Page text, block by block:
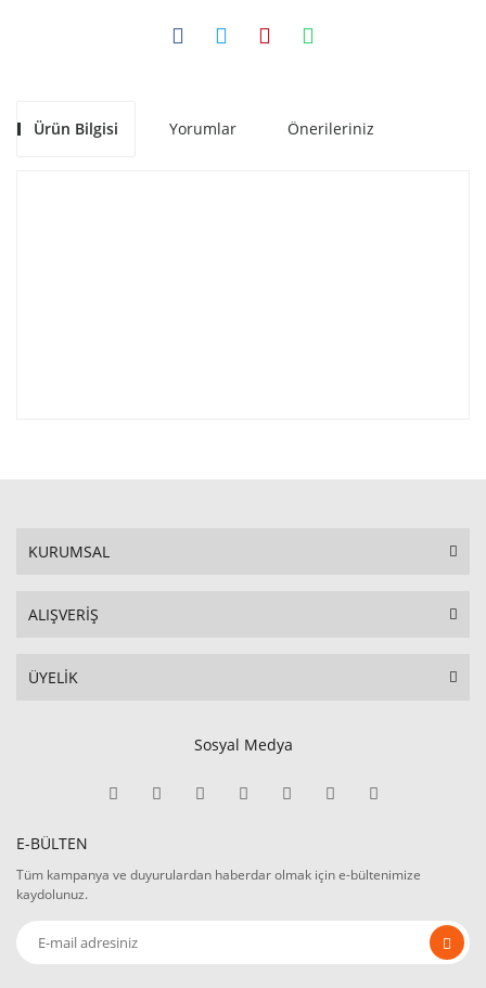
Ürün Bilgisi Yorumlar Önerileriniz
KURUMSAL
ALIŞVERİŞ
ÜYELİK
Sosyal Medya
E-BÜLTEN
Tüm kampanya ve duyurulardan haberdar olmak için e-bültenimize
kaydolunuz.